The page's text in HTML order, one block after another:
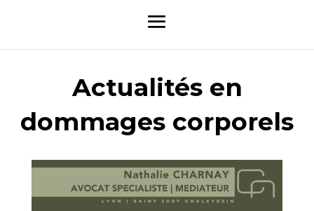
Actualités en
dommages corporels